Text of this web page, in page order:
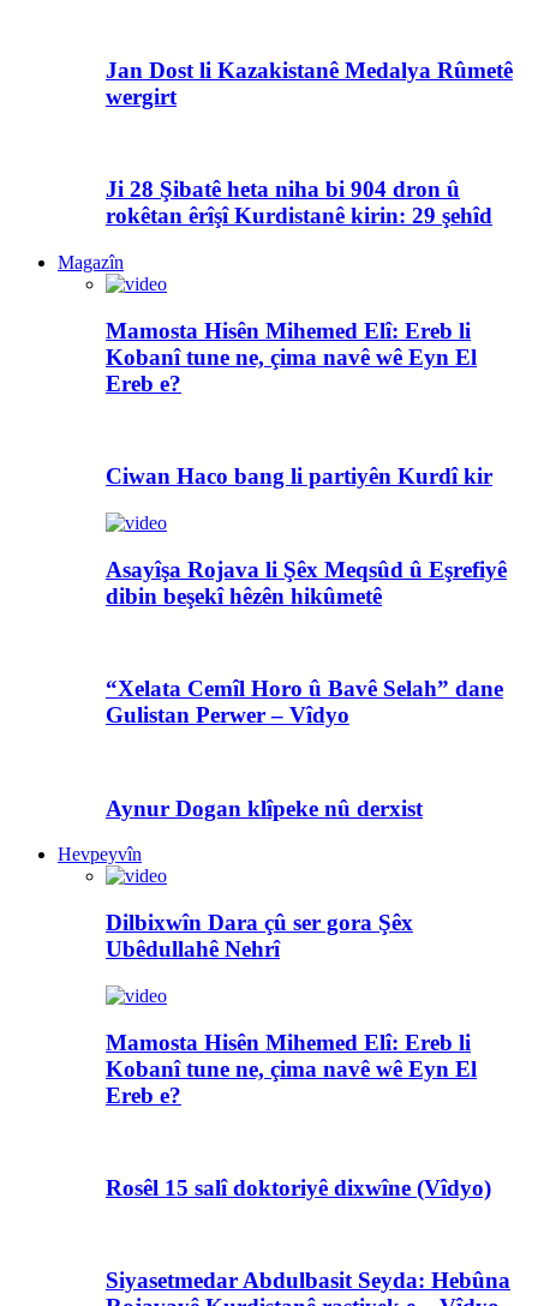
Jan Dost li Kazakistanê Medalya Rûmetê
wergirt
Ji 28 Şibatê heta niha bi 904 dron û
rokêtan êrîşî Kurdistanê kirin: 29 şehîd
Magazîn
Mamosta Hisên Mihemed Elî: Ereb li
Kobanî tune ne, çima navê wê Eyn El
Ereb e?
Ciwan Haco bang li partiyên Kurdî kir
Asayîşa Rojava li Şêx Meqsûd û Eşrefiyê
dibin beşekî hêzên hikûmetê
“Xelata Cemîl Horo û Bavê Selah” dane
Gulistan Perwer – Vîdyo
Aynur Dogan klîpeke nû derxist
Hevpeyvîn
Dilbixwîn Dara çû ser gora Şêx
Ubêdullahê Nehrî
Mamosta Hisên Mihemed Elî: Ereb li
Kobanî tune ne, çima navê wê Eyn El
Ereb e?
Rosêl 15 salî doktoriyê dixwîne (Vîdyo)
Siyasetmedar Abdulbasit Seyda: Hebûna